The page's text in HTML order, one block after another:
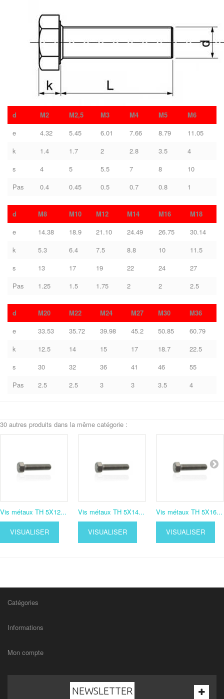
d M2 M2,5 M3 M4 M5
M6
e
4.32 5.45 6.01 7.66 8.79
11.05
k
1.4 1.7 2 2.8 3.5
4
s
4 5 5.5 7 8
10
Pas
0.4 0.45 0.5 0.7 0.8 1
d M8 M10 M12 M14 M16
M18
e
14.38 18.9 21.10 24.49 26.75
30.14
k
5.3 6.4 7.5 8.8 10
11.5
s
13 17 19 22 24
27
Pas
1.25 1.5 1.75 2 2 2.5
d M20 M22 M24 M27 M30
M36
e
33.53 35.72 39.98 45.2 50.85
60.79
k
12.5 14 15 17 18.7
22.5
s
30 32 36 41 46
55
Pas
2.5 2.5 3 3 3.5 4
30 autres produits dans la même catégorie :
Vis métaux TH 5X12...
VISUALISER
Vis métaux TH 5X14...
VISUALISER
Vis métaux TH 5X16...
VISUALISER
Catégories
Informations
Mon compte
NEWSLETTER